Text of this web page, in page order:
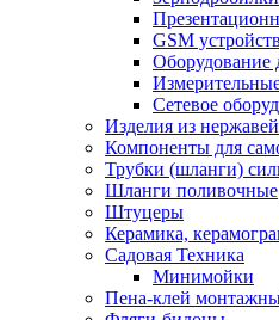
GSM
Оборудование
Сетевое
Изделия из
Компоненты для
Трубки (шланги)
Шланги поливочные
Штуцеры
Керамика,
Садовая Техника
Минимойки
Пена-клей